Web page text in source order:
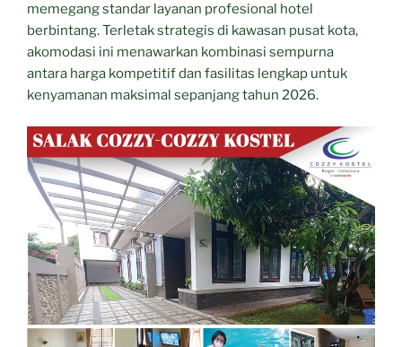
memegang standar layanan profesional hotel
berbintang. Terletak strategis di kawasan pusat kota,
akomodasi ini menawarkan kombinasi sempurna
antara harga kompetitif dan fasilitas lengkap untuk
kenyamanan maksimal sepanjang tahun 2026.